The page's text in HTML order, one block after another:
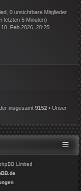
0 unsichtbare Mitglieder
letzten 5 Minuten)
Feb 2026, 20:25
insgesamt 9152 • Unser
Limited